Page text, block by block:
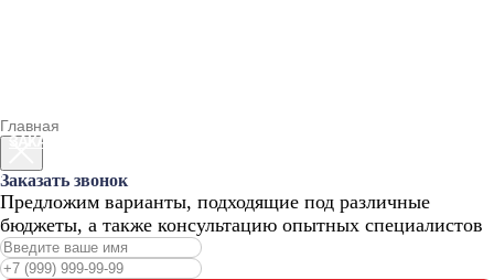
Главная
Заказать звонок
Предложим варианты, подходящие под различные
бюджеты, а также консультацию опытных специалистов